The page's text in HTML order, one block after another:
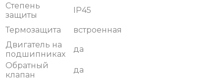
Степень
защиты
IP45
Термозащита
встроенная
Двигатель на
подшипниках
да
Обратный
клапан
да